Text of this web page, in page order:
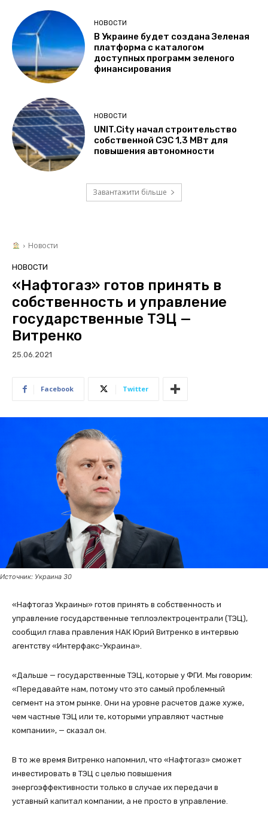
НОВОСТИ
В Украине будет создана Зеленая
платформа с каталогом
доступных программ зеленого
финансирования
НОВОСТИ
UNIT.City начал строительство
собственной СЭС 1,3 МВт для
повышения автономности
Завантажити більше